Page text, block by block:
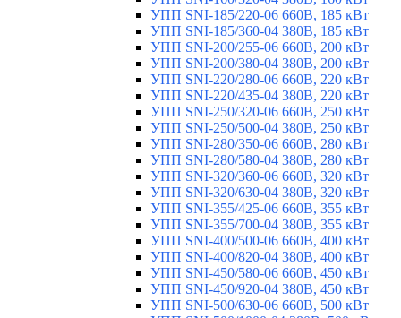
УПП SNI-185/220-06 660В, 185 кВт
УПП SNI-185/360-04 380В, 185 кВт
УПП SNI-200/255-06 660В, 200 кВт
УПП SNI-200/380-04 380В, 200 кВт
УПП SNI-220/280-06 660В, 220 кВт
УПП SNI-220/435-04 380В, 220 кВт
УПП SNI-250/320-06 660В, 250 кВт
УПП SNI-250/500-04 380В, 250 кВт
УПП SNI-280/350-06 660В, 280 кВт
УПП SNI-280/580-04 380В, 280 кВт
УПП SNI-320/360-06 660В, 320 кВт
УПП SNI-320/630-04 380В, 320 кВт
УПП SNI-355/425-06 660В, 355 кВт
УПП SNI-355/700-04 380В, 355 кВт
УПП SNI-400/500-06 660В, 400 кВт
УПП SNI-400/820-04 380В, 400 кВт
УПП SNI-450/580-06 660В, 450 кВт
УПП SNI-450/920-04 380В, 450 кВт
УПП SNI-500/630-06 660В, 500 кВт